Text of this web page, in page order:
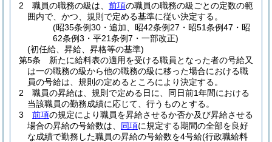
2
職員の職務の級は、 前項の職員の職務の級ごとの定数の範
囲内で、かつ、規則で定める基準に従い決定する。
(昭35条例30・追加、昭42条例27・昭51条例47・昭
62条例3・平21条例7・一部改正)
(初任給、昇給、昇格等の基準)
第5条
新たに給料表の適用を受ける職員となった者の号給又
は一の職務の級から他の職務の級に移った場合における職
員の号給は、規則の定めるところにより決定する。
2
職員の昇給は、規則で定める日に、同日前1年間における
当該職員の勤務成績に応じて、行うものとする。
3
前項の規定により職員を昇給させるか否か及び昇給させる
場合の昇給の号給数は、 同項に規定する期間の全部を良好
な成績で勤務した職員の昇給の号給数を4号給(行政職給料